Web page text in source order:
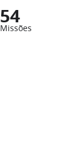
54
Missões